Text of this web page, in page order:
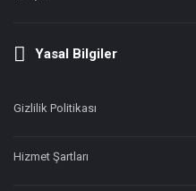
Yasal Bilgiler
Gizlilik Politikası
Hizmet Şartları